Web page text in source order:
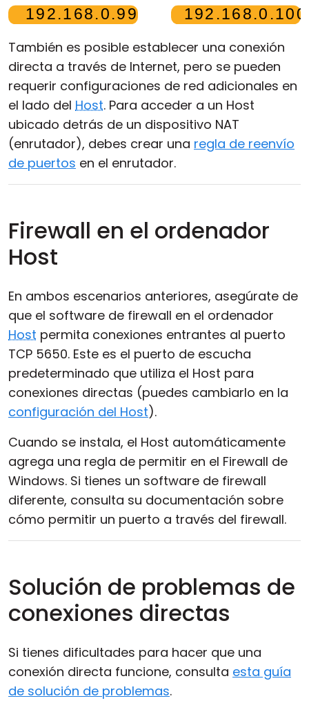
También es posible establecer una conexión
directa a través de Internet, pero se pueden
requerir configuraciones de red adicionales en
el lado del Host. Para acceder a un Host
ubicado detrás de un dispositivo NAT
(enrutador), debes crear una regla de reenvío
de puertos en el enrutador.
Firewall en el ordenador
Host
En ambos escenarios anteriores, asegúrate de
que el software de firewall en el ordenador
Host permita conexiones entrantes al puerto
TCP 5650. Este es el puerto de escucha
predeterminado que utiliza el Host para
conexiones directas (puedes cambiarlo en la
configuración del Host).
Cuando se instala, el Host automáticamente
agrega una regla de permitir en el Firewall de
Windows. Si tienes un software de firewall
diferente, consulta su documentación sobre
cómo permitir un puerto a través del firewall.
Solución de problemas de
conexiones directas
Si tienes dificultades para hacer que una
conexión directa funcione, consulta esta guía
de solución de problemas.